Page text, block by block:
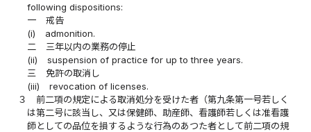
following dispositions:
一
戒告
(i)
admonition.
二
三年以内の業務の停止
(ii)
suspension of practice for up to three years.
三
免許の取消し
(iii)
revocation of licenses.
３
前二項の規定による取消処分を受けた者（第九条第一号若しく
は第二号に該当し、又は保健師、助産師、看護師若しくは准看護
師としての品位を損するような行為のあつた者として前二項の規